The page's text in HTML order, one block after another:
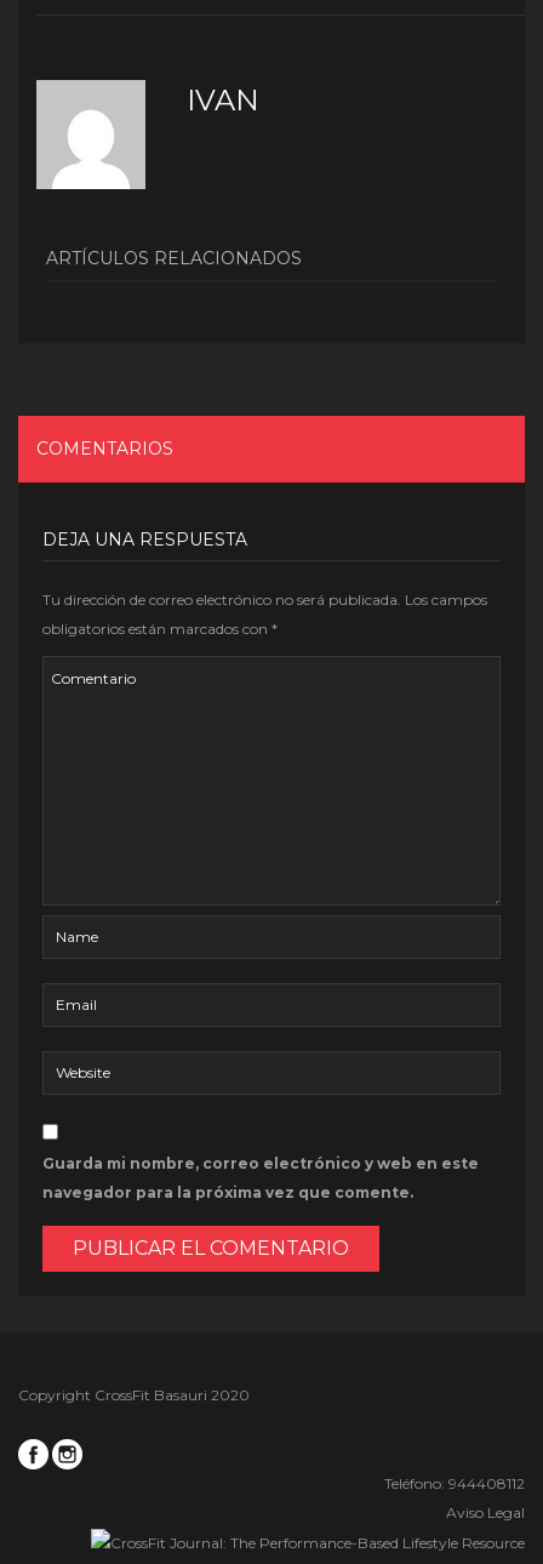
IVAN
ARTÍCULOS RELACIONADOS
COMENTARIOS
DEJA UNA RESPUESTA
Tu dirección de correo electrónico no será publicada. Los campos
obligatorios están marcados con *
Guarda mi nombre, correo electrónico y web en este
navegador para la próxima vez que comente.
Copyright CrossFit Basauri 2020
Teléfono: 944408112
Aviso Legal